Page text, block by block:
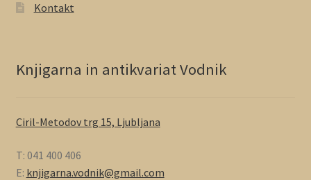
Kontakt
Knjigarna in antikvariat Vodnik
Ciril-Metodov trg 15, Ljubljana
T: 041 400 406
E: knjigarna.vodnik@gmail.com